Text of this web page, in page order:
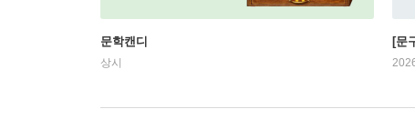
문학캔디
상시
[문